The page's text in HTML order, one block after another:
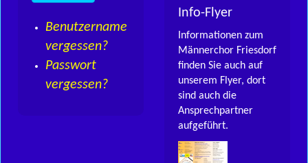
Benutzername
vergessen?
Passwort
vergessen?
Info-Flyer
Informationen zum
Männerchor Friesdorf
finden Sie auch auf
unserem Flyer, dort
sind auch die
Ansprechpartner
aufgeführt.